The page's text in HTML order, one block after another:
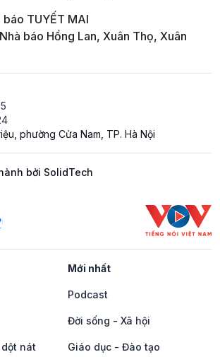
TUYẾT MAI
báo Hồng Lan, Xuân Thọ, Xuân
phường Cửa Nam, TP. Hà Nội
bởi SolidTech
Mới nhất
Podcast
Đời sống - Xã hội
nát Giáo dục - Đào tạo